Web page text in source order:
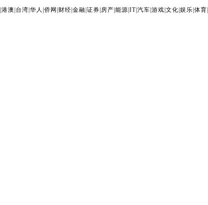
港澳 台湾 华人 侨网 财经 金融 证券 房产 能源 IT| 汽车 游戏 文化 娱乐 体育